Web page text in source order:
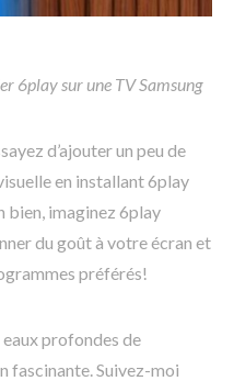
6play sur une TV Samsung
d’ajouter un peu de
en installant 6play
bien, imaginez 6play
du goût à votre écran et
préférés!
profondes de
fascinante. Suivez-moi